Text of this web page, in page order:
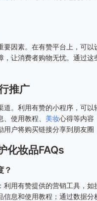
要因素。在有赞平台上，可
，让消费者购物无忧。通过
推广
道。利用有赞的小程序，可
使用教程、 美妆心得等内容
用户将购买链接分享到朋友
化妆品FAQs
？
利用有赞提供的营销工具，
息和使用教程；通过数据